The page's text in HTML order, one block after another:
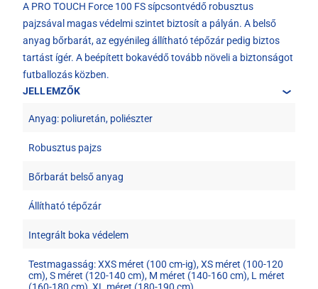
A PRO TOUCH Force 100 FS sípcsontvédő robusztus
pajzsával magas védelmi szintet biztosít a pályán. A belső
anyag bőrbarát, az egyénileg állítható tépőzár pedig biztos
tartást ígér. A beépített bokavédő tovább növeli a biztonságot
futballozás közben.
JELLEMZŐK
Anyag: poliuretán, poliészter
Robusztus pajzs
Bőrbarát belső anyag
Állítható tépőzár
Integrált boka védelem
Testmagasság: XXS méret (100 cm-ig), XS méret (100-120
cm), S méret (120-140 cm), M méret (140-160 cm), L méret